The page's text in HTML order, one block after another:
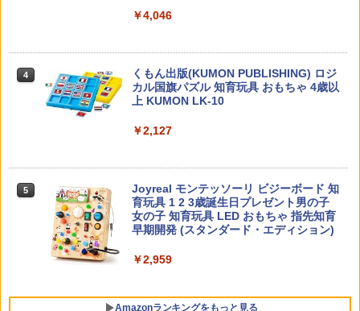
￥2,200
す
￥2,750
￥4,046
4
くもん出版(KUMON PUBLISHING) ロジ
カル国旗パズル 知育玩具 おもちゃ 4歳以
上 KUMON LK-10
￥2,127
5
Joyreal モンテッソーリ ビジーボード 知
育玩具 1 2 3歳誕生日プレゼント男の子
女の子 知育玩具 LED おもちゃ 指先知育
早期開発 (スタンダード・エディション)
￥2,959
Amazonランキングをもっと見る